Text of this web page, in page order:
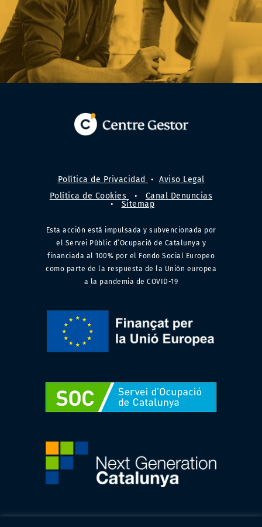
Política de Privacidad • Aviso Legal
Política de Cookies
•
Canal Denuncias
•
Sitemap
Esta acción está impulsada y subvencionada por
el Servei Públic d’Ocupació de Catalunya y
financiada al 100% por el Fondo Social Europeo
como parte de la respuesta de la Unión europea
a la pandemia de COVID-19